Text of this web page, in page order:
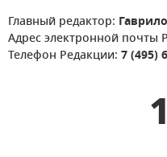
Главный редактор:
Адрес электронной почты
Телефон Редакции: 7 (495)